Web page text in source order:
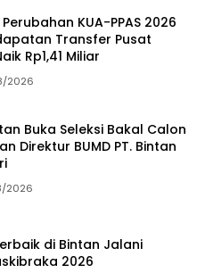
KUA-PPAS 2026
Transfer Pusat
Rp1,41 Miliar
2026
Buka Seleksi Bakal Calon
Direktur BUMD PT. Bintan
2026
di Bintan Jalani
2026